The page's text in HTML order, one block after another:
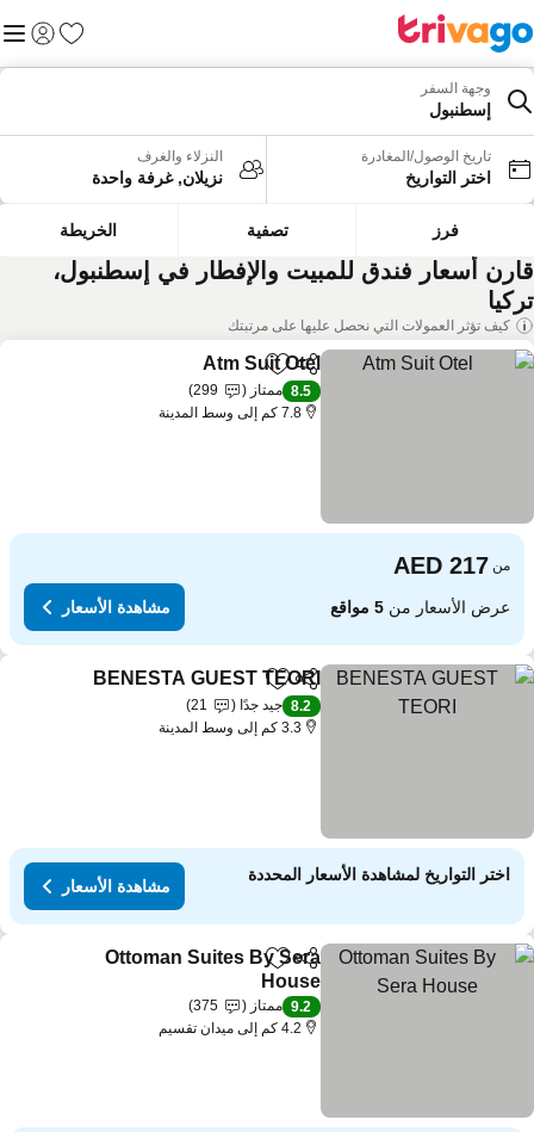
المفضلة
تسجيل
وجهة السفر
إسطنبول
تاريخ الوصول/المغادرة
اختر التواريخ
النزلاء والغرف
نزيلان, غرفة واحدة
فرز تصفية الخريطة
أسعار فندق للمبيت والإفطار في إسطنبول،
كيف تؤثر العمولات التي نحصل عليها على مرتبتك
مشاركةAdd to favorites
Atm Suit Otel
8.5 ممتاز
299
7.8 كم إلى وسط المدينة
من
عرض الأسعار من5 مواقع مشاهدة الأسعار
مشاركةAdd to favorites
BENESTA GUEST TEORI
8.2 جيد جدًا
21
3.3 كم إلى وسط المدينة
اختر التواريخ لمشاهدة الأسعار المحددة
مشاهدة الأسعار
مشاركةAdd to favorites
Ottoman Suites By Sera
House
9.2 ممتاز
375
4.2 كم إلى ميدان تقسيم